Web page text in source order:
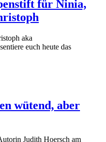
für Ninia,
aka
euch heute das
wütend, aber
Judith Hoersch am